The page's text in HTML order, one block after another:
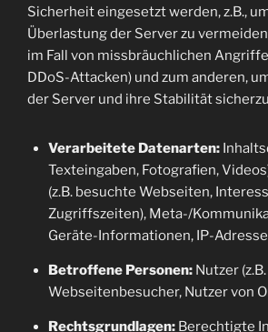
Sicherheit eingesetzt werden, z.B.,
Überlastung der Server zu
im Fall von missbräuchlichen
DDoS-Attacken) und zum anderen,
der Server und ihre Stabilität
Verarbeitete Datenarten:
Texteingaben, Fotografien,
(z.B. besuchte Webseiten,
Zugriffszeiten), Meta-/
Geräte-Informationen, IP-
Betroffene Personen:Nutzer (z.B.
Webseitenbesucher, Nutzer von
Rechtsgrundlagen:Berechtigte